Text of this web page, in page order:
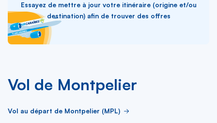
Essayez de mettre à jour votre itinéraire (origine et/ou
destination) afin de trouver des offres
Vol de Montpelier
Vol au départ de Montpelier (MPL)